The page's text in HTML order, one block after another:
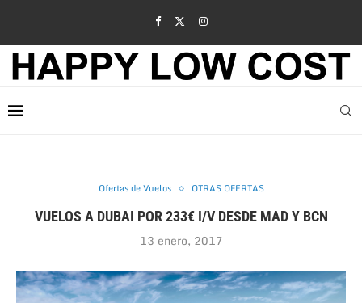
Ofertas de Vuelos OTRAS OFERTAS
VUELOS A DUBAI POR 233€ I/V DESDE MAD Y BCN
13 enero, 2017